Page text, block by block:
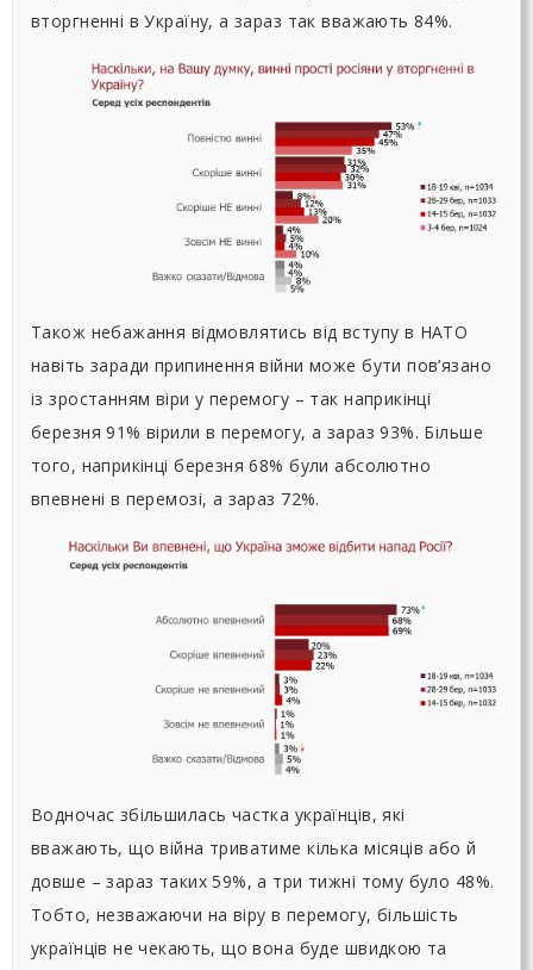
вторгненні в Україну, а зараз так вважають 84%.
Також небажання відмовлятись від вступу в НАТО
навіть заради припинення війни може бути пов’язано
із зростанням віри у перемогу – так наприкінці
березня 91% вірили в перемогу, а зараз 93%. Більше
того, наприкінці березня 68% були абсолютно
впевнені в перемозі, а зараз 72%.
Водночас збільшилась частка українців, які
вважають, що війна триватиме кілька місяців або й
довше – зараз таких 59%, а три тижні тому було 48%.
Тобто, незважаючи на віру в перемогу, більшість
українців не чекають, що вона буде швидкою та